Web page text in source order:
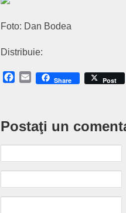
Foto: Dan Bodea
Distribuie:
Facebook
EmailShare Post
Postaţi un